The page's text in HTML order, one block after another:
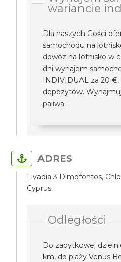
wariancie
Dla naszych Gości
samochodu na
dowóz na lotnisko w
dni wynajem
INDIVIDUAL za 20 €,
depozytów.
paliwa.
ADRES
Livadia 3 Dimofontos,
Cyprus
Odległości
Do zabytkowej
km, do plaży Venus